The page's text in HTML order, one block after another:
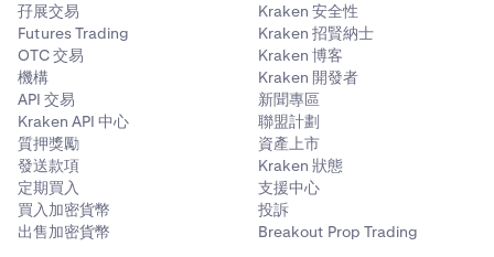
孖展交易
Futures Trading
OTC 交易
機構
API 交易
Kraken API 中心
質押獎勵
發送款項
定期買入
買入加密貨幣
出售加密貨幣
Kraken 安全性
Kraken 招賢納士
Kraken 博客
Kraken 開發者
新聞專區
聯盟計劃
資產上市
Kraken 狀態
支援中心
投訴
Breakout Prop Trading